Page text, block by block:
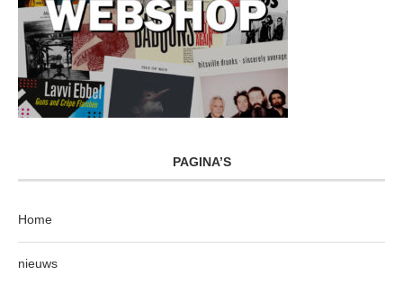
PAGINA’S
Home
nieuws